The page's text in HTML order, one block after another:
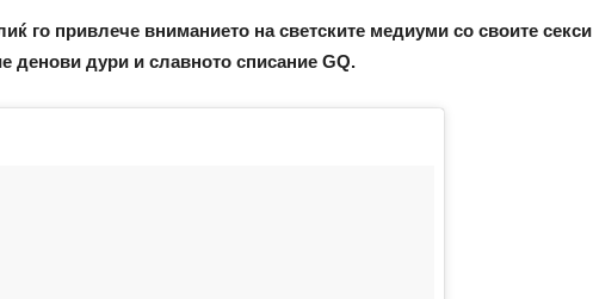
го привлече вниманието на светските медиуми со своите секси
денови дури и славното списание GQ.